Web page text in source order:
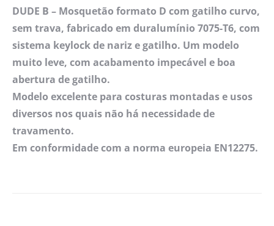
DUDE B – Mosquetão formato D com gatilho curvo,
sem trava, fabricado em duralumínio 7075-T6, com
sistema keylock de nariz e gatilho. Um modelo
muito leve, com acabamento impecável e boa
abertura de gatilho.
Modelo excelente para costuras montadas e usos
diversos nos quais não há necessidade de
travamento.
Em conformidade com a norma europeia EN12275.